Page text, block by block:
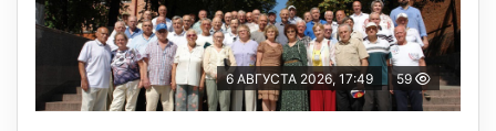
6 АВГУСТА 2026, 17:49 59